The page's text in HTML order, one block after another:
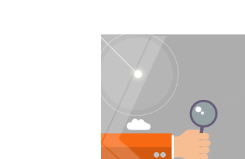
研
究